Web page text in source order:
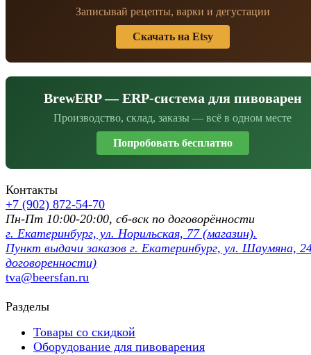
Записывай рецепты, варки и дегустации
Скачать на Etsy
BrewERP — ERP-система для пивоварен
Производство, склад, заказы — всё в одном месте
Попробовать бесплатно
Контакты
+7 (902) 872-54-70
Пн-Пт 10:00-20:00, сб-вск по договорённости
г. Екатеринбург, ул. Норильская, 77 (магазин).
Пункт выдачи заказов г. Екатеринбург, ул. Шаумяна,
договоренности)
tva@beersfan.ru
Разделы
Товары со скидкой
Оборудование для пивоварения